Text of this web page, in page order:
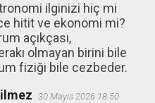
ilginizi hiç mi
hitit ve ekonomi mi?
açıkçası,
olmayan birini bile
fiziği bile cezbeder.
30 Mayıs 2026 18:50